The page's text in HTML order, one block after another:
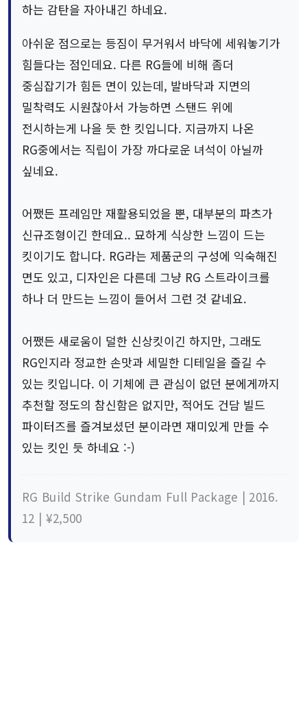
하는 감탄을 자아내긴 하네요.
아쉬운 점으로는 등짐이 무거워서 바닥에 세워놓기가
힘들다는 점인데요. 다른 RG들에 비해 좀더
중심잡기가 힘든 면이 있는데, 발바닥과 지면의
밀착력도 시원찮아서 가능하면 스탠드 위에
전시하는게 나을 듯 한 킷입니다. 지금까지 나온
RG중에서는 직립이 가장 까다로운 녀석이 아닐까
싶네요.
어쨌든 프레임만 재활용되었을 뿐, 대부분의 파츠가
신규조형이긴 한데요.. 묘하게 식상한 느낌이 드는
킷이기도 합니다. RG라는 제품군의 구성에 익숙해진
면도 있고, 디자인은 다른데 그냥 RG 스트라이크를
하나 더 만드는 느낌이 들어서 그런 것 같네요.
어쨌든 새로움이 덜한 신상킷이긴 하지만, 그래도
RG인지라 정교한 손맛과 세밀한 디테일을 즐길 수
있는 킷입니다. 이 기체에 큰 관심이 없던 분에게까지
추천할 정도의 참신함은 없지만, 적어도 건담 빌드
파이터즈를 즐겨보셨던 분이라면 재미있게 만들 수
있는 킷인 듯 하네요 :-)
RG Build Strike Gundam Full Package | 2016.
12 | ¥2,500